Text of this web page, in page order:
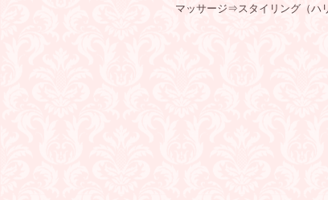
マッサージ⇒スタイリング（ハ